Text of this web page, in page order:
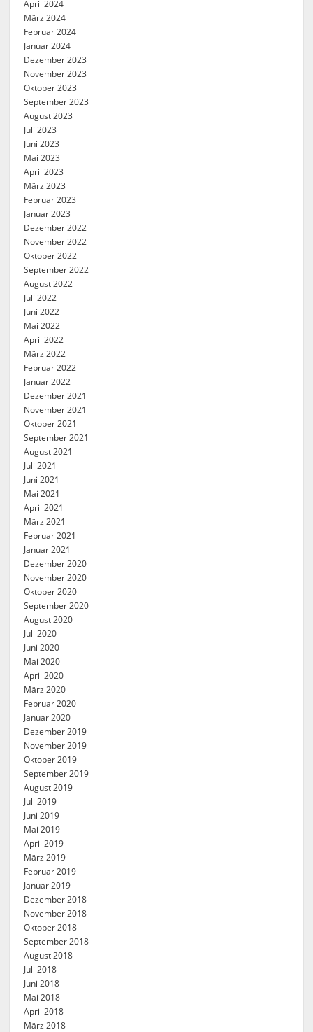
April 2024
März 2024
Februar 2024
Januar 2024
Dezember 2023
November 2023
Oktober 2023
September 2023
August 2023
Juli 2023
Juni 2023
Mai 2023
April 2023
März 2023
Februar 2023
Januar 2023
Dezember 2022
November 2022
Oktober 2022
September 2022
August 2022
Juli 2022
Juni 2022
Mai 2022
April 2022
März 2022
Februar 2022
Januar 2022
Dezember 2021
November 2021
Oktober 2021
September 2021
August 2021
Juli 2021
Juni 2021
Mai 2021
April 2021
März 2021
Februar 2021
Januar 2021
Dezember 2020
November 2020
Oktober 2020
September 2020
August 2020
Juli 2020
Juni 2020
Mai 2020
April 2020
März 2020
Februar 2020
Januar 2020
Dezember 2019
November 2019
Oktober 2019
September 2019
August 2019
Juli 2019
Juni 2019
Mai 2019
April 2019
März 2019
Februar 2019
Januar 2019
Dezember 2018
November 2018
Oktober 2018
September 2018
August 2018
Juli 2018
Juni 2018
Mai 2018
April 2018
März 2018